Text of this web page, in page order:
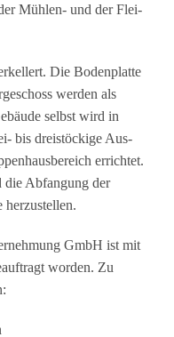
Müh­len- und der Flei­
Die Boden­platte
wer­den als
selbst wird in
bis drei­stö­ckige Aus­
errich­tet.
die Abfan­gung der
GmbH ist mit
wor­den. Zu